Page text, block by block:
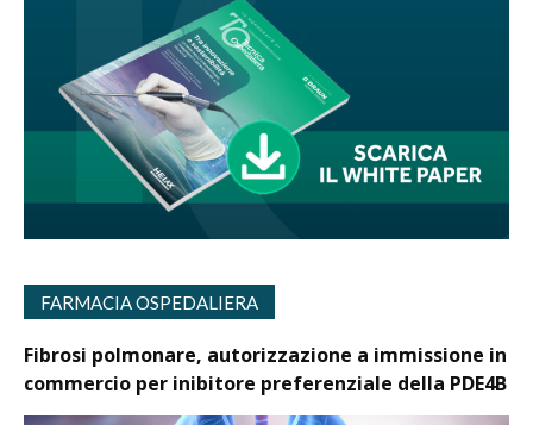
FARMACIA OSPEDALIERA
Fibrosi polmonare, autorizzazione a immissione in
commercio per inibitore preferenziale della PDE4B